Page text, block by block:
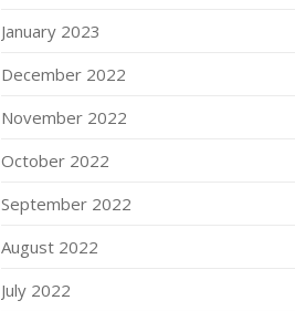
January 2023
December 2022
November 2022
October 2022
September 2022
August 2022
July 2022